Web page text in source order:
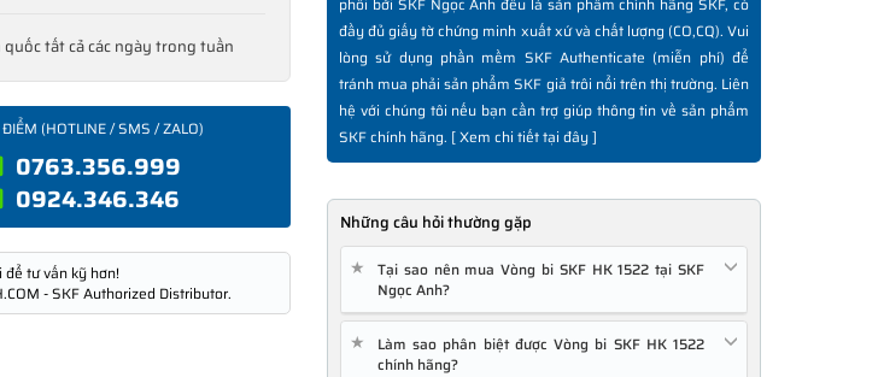
tất cả các ngày trong tuần
(HOTLINE / SMS / ZALO)
0763.356.999
0924.346.346
để tư vấn kỹ hơn!
- SKF Authorized Distributor.
đầy đủ giấy tờ chứng minh xuất xứ và chất lượng (CO,CQ). Vui
lòng sử dụng phần mềm SKF Authenticate (miễn phí) để
tránh mua phải sản phẩm SKF giả trôi nổi trên thị trường. Liên
hệ với chúng tôi nếu bạn cần trợ giúp thông tin về sản phẩm
SKF chính hãng. [Xem chi tiết tại đây]
Những câu hỏi thường gặp
★
Tại sao nên mua Vòng bi SKF HK 1522 tại SKF
Ngọc Anh?
★
Làm sao phân biệt được Vòng bi SKF HK 1522
chính hãng?